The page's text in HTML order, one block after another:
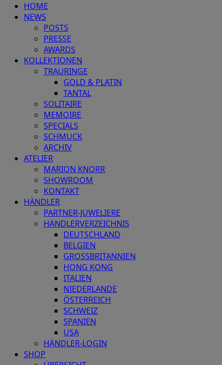
HOME
NEWS
POSTS
PRESSE
AWARDS
KOLLEKTIONEN
TRAURINGE
GOLD & PLATIN
TANTAL
SOLITAIRE
MEMOIRE
SPECIALS
SCHMUCK
ARCHIV
ATELIER
MARION KNORR
SHOWROOM
KONTAKT
HÄNDLER
PARTNER-JUWELIERE
HÄNDLERVERZEICHNIS
DEUTSCHLAND
BELGIEN
GROSSBRITANNIEN
HONG KONG
ITALIEN
NIEDERLANDE
ÖSTERREICH
SCHWEIZ
SPANIEN
USA
HÄNDLER-LOGIN
SHOP